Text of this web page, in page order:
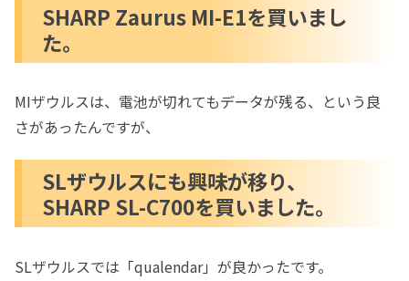
SHARP Zaurus MI-E1を買いまし
た。
MIザウルスは、電池が切れてもデータが残る、という良
さがあったんですが、
SLザウルスにも興味が移り、
SHARP SL-C700を買いました。
SLザウルスでは「qualendar」が良かったです。